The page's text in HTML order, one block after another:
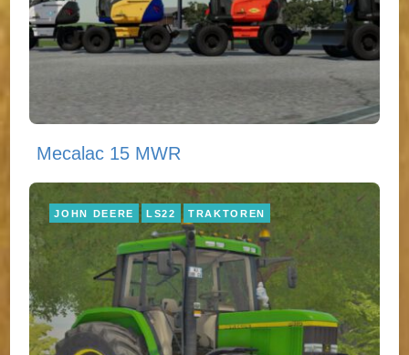
Mecalac 15 MWR
JOHN DEERE LS22 TRAKTOREN